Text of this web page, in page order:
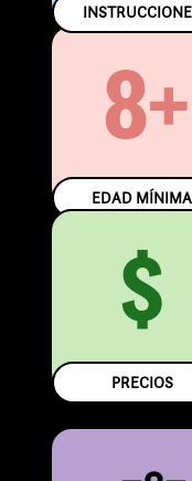
8+
EDAD MÍNIMA
$
PRECIOS